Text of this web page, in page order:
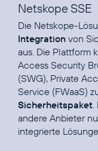
Netskope SSE
Die Netskope-
Integration von
aus. Die Plattform
Access Security
(SWG), Private
Service (FWaaS)
Sicherheitspaket.
andere Anbieter
integrierte